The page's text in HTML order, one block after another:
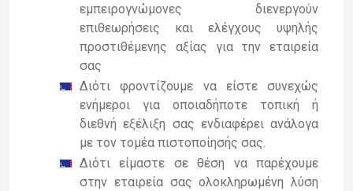
εμπειρογνώμονες διενεργούν
επιθεωρήσεις και ελέγχους υψηλής
προστιθέμενης αξίας για την εταιρεία
σας
Διότι φροντίζουμε να είστε συνεχώς
ενήμεροι για οποιαδήποτε τοπική ή
διεθνή εξέλιξη σας ενδιαφέρει ανάλογα
με τον τομέα πιστοποίησής σας.
Διότι είμαστε σε θέση να παρέχουμε
στην εταιρεία σας ολοκληρωμένη λύση